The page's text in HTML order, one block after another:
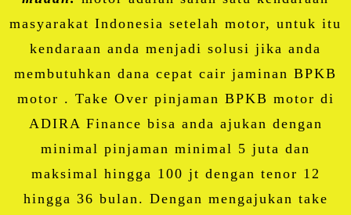
masyarakat Indonesia setelah motor, untuk itu
kendaraan anda menjadi solusi jika anda
membutuhkan dana cepat cair jaminan BPKB
motor . Take Over pinjaman BPKB motor di
ADIRA Finance bisa anda ajukan dengan
minimal pinjaman minimal 5 juta dan
maksimal hingga 100 jt dengan tenor 12
hingga 36 bulan. Dengan mengajukan take